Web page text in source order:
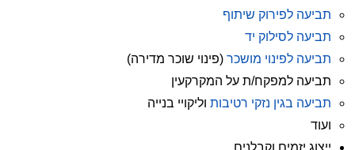
תביעה לפירוק שיתוף
תביעה לסילוק יד
תביעה לפינוי מושכר(פינוי שוכר מדירה)
תביעה למפקח/ת על המקרקעין
תביעה בגין נזקי רטיבותוליקויי בנייה
ועוד
ייצוג יזמים וקבלנים